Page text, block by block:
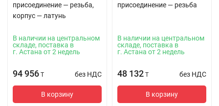
присоединение — резьба,
корпус — латунь
В наличии на центральном
складе, поставка в
г. Астана от 2 недель
94 956 T без НДС
В корзину
присоединение — резьба
В наличии на центральном
складе, поставка в
г. Астана от 2 недель
48 132 T без НДС
В корзину